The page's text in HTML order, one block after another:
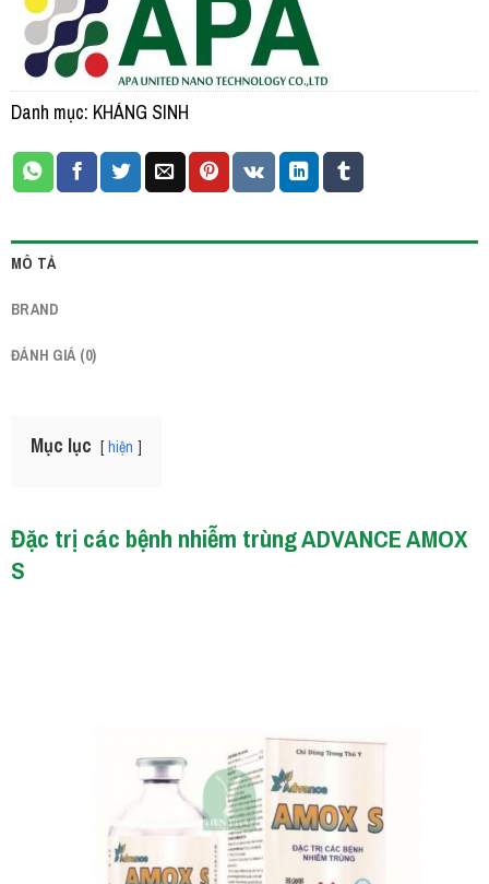
Danh mục: KHÁNG SINH
MÔ TẢ
BRAND
ĐÁNH GIÁ (0)
Mục lục hiện
Đặc trị các bệnh nhiễm trùng ADVANCE AMOX
S